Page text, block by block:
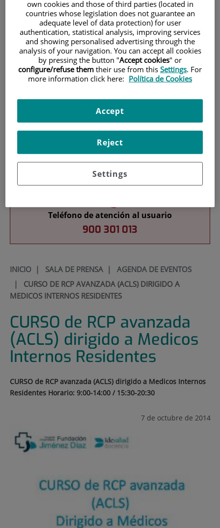
Investigación
Docencia
Teléfono de atención al usuario
900 301 013
INICIO| SALA DE PRENSA| AGENDA DE EVENTOS
| CURSO DE RCP AVANZADA (ACLS) DIRIGIDO A
MEDICOS INTERNOS RESIDENTES
CURSO de RCP avanzada
(ACLS) dirigido a Medicos
Internos Residentes
CURSO de RCP avanzada (ACLS) dirigido a Medicos Internos
Residentes Horario: 9:00-14:00 / 15:30-20:30
7 de octubre de 2014
own cookies and those of third parties (located in
countries whose legislation does not guarantee an
adequate level of data protection) for user
authentication, statistical analysis, improving services
and showing personalised advertising through the
analysis of your navigation. You can accept all cookies
by pressing the button "Accept cookies" or
configure/refuse them their use from this Settings. For
more information click here: Política de Cookies
Settings
Reject
Accept